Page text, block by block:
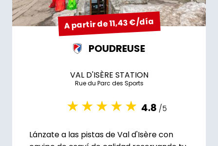
A partir de 11,43 €/día
POUDREUSE
VAL D'ISÈRE STATION
Rue du Parc des Sports
4.8 /5
Lánzate a las pistas de Val d'Isère con